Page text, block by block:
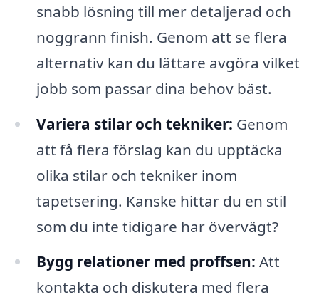
snabb lösning till mer detaljerad och
noggrann finish. Genom att se flera
alternativ kan du lättare avgöra vilket
jobb som passar dina behov bäst.
Variera stilar och tekniker: Genom
att få flera förslag kan du upptäcka
olika stilar och tekniker inom
tapetsering. Kanske hittar du en stil
som du inte tidigare har övervägt?
Bygg relationer med proffsen: Att
kontakta och diskutera med flera